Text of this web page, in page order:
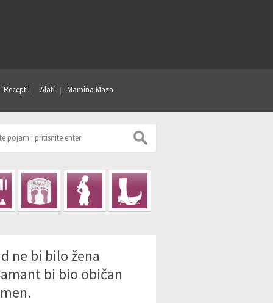
Recepti Alati Mamina Maza
ne bi bilo žena
bi bio običan